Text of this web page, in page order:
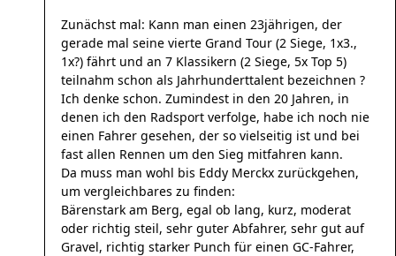
Zunächst mal: Kann man einen 23jährigen, der
gerade mal seine vierte Grand Tour (2 Siege, 1x3.,
1x?) fährt und an 7 Klassikern (2 Siege, 5x Top 5)
teilnahm schon als Jahrhunderttalent bezeichnen ?
Ich denke schon. Zumindest in den 20 Jahren, in
denen ich den Radsport verfolge, habe ich noch nie
einen Fahrer gesehen, der so vielseitig ist und bei
fast allen Rennen um den Sieg mitfahren kann.
Da muss man wohl bis Eddy Merckx zurückgehen,
um vergleichbares zu finden:
Bärenstark am Berg, egal ob lang, kurz, moderat
oder richtig steil, sehr guter Abfahrer, sehr gut auf
Gravel, richtig starker Punch für einen GC-Fahrer,